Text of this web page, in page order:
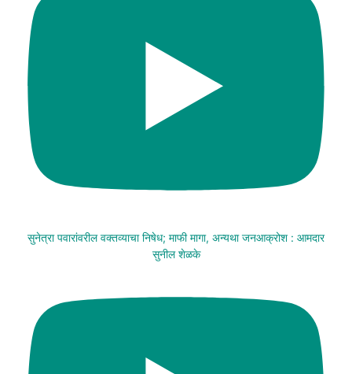
सुनेत्रा पवारांवरील वक्तव्याचा निषेध; माफी मागा, अन्यथा जनआक्रोश : आमदार
सुनील शेळके